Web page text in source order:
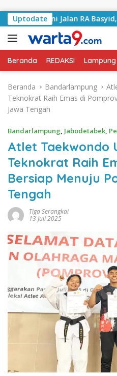
Uptodate
Jalan RA Basyid,
Beranda REDAKSI Lampung
Beranda Bandarlampung
Teknokrat Raih Emas di
Jawa Tengah
Bandarlampung, Jabodetabek,
Atlet Taekwondo
Teknokrat Raih
Bersiap Menuju
Tengah
Tiga Serangkai
13 Juli 2025